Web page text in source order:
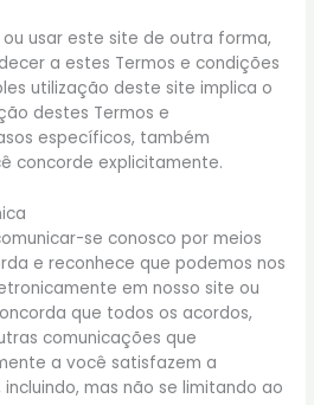
usar este site de outra forma,
a estes Termos e condições
utilização deste site implica o
destes Termos e
específicos, também
concorde explicitamente.
se conosco por meios
e reconhece que podemos nos
em nosso site ou
que todos os acordos,
comunicações que
a você satisfazem a
mas não se limitando ao